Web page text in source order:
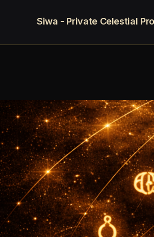
Siwa - Private Celestial